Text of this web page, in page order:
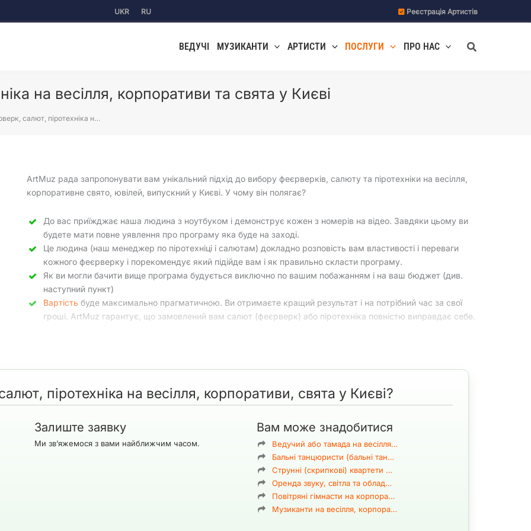
UKR RU Реєстрація Артистів
ВЕДУЧІ МУЗИКАНТИ АРТИСТИ ПОСЛУГИ ПРО НАС Пошук
на весілля, корпоративи та свята у Києві
салют, піротехніка н…
ArtMuz рада запропонувати вам унікальний підхід до вибору феєрверків, салюту та піротехніки на весілля,
корпоративне свято, ювілей, випускний у Києві. У чому він полягає?
До вас приїжджає наша людина з ноутбуком і демонструє кожен з номерів на відео. Завдяки цьому ви
будете мати повне уявлення про програму яка буде на заході.
Це людина (наш менеджер по піротехніці і салютам) докладно розповість вам властивості і переваги
кожного феєрверку і порекомендує який підійде вам і як правильно скласти програму.
Як ви могли бачити вище програма будується виключно по вашим побажанням і на ваш бюджет (див.
наступний пункт)
Вартість буде максимально прагматичною. Ви отримаєте кращий результат і на потрібний час за свої
гроші. ArtMuz гарантує, що замовлений вам салют (феєрверк) або піротехніка повністю виправдає себе.
приклади з організованих нами свят, а також роботи наших підрядників з інших заходів.
феєрверків, піротехніки на весілля, корпоратив, свята в Києві, області
Тисни → там список 28 відеокліпів
піротехніка на весілля, корпоративи, свята у Києві?
Залиште заявку
Ми зв’яжемося з вами найближчим часом.
Вам може знадобитися
Ведучий або тамада на весілля…
Бальні танцюристи (бальні тан…
Струнні (скрипкові) квартети …
Оренда звуку, світла та облад…
Повітряні гімнасти на корпора…
Музиканти на весілля, корпора…